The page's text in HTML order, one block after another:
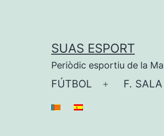
SUAS ESPORT
Periòdic esportiu de la
FÚTBOL
Abrir
F. SALA